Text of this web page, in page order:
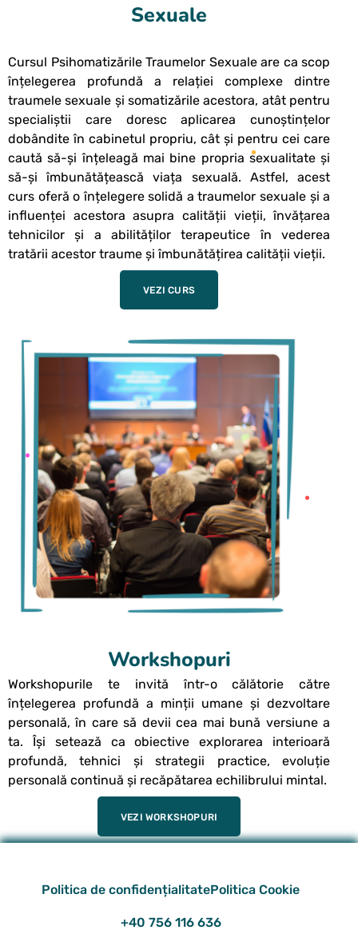
Sexuale
Cursul Psihomatizările Traumelor Sexuale are ca scop
înțelegerea profundă a relației complexe dintre
traumele sexuale și somatizările acestora, atât pentru
specialiștii care doresc aplicarea cunoștințelor
dobândite în cabinetul propriu, cât și pentru cei care
caută să-și înțeleagă mai bine propria sexualitate și
să-și îmbunătățească viața sexuală. Astfel, acest
curs oferă o înțelegere solidă a traumelor sexuale și a
influenței acestora asupra calității vieții, învățarea
tehnicilor și a abilităților terapeutice în vederea
tratării acestor traume și îmbunătățirea calității vieții.
VEZI CURS
Workshopuri
Workshopurile te invită într-o călătorie către
înțelegerea profundă a minții umane și dezvoltare
personală, în care să devii cea mai bună versiune a
ta. Își setează ca obiective explorarea interioară
profundă, tehnici și strategii practice, evoluție
personală continuă și recăpătarea echilibrului mintal.
VEZI WORKSHOPURI
Politica de confidențialitatePolitica Cookie
+40 756 116 636